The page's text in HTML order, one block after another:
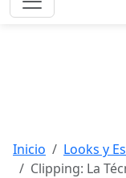
Menú
Inicio
Looks y
Clipping: La